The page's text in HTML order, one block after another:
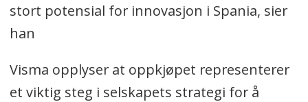
stort potensial for innovasjon i Spania, sier
han
Visma opplyser at oppkjøpet representerer
et viktig steg i selskapets strategi for å